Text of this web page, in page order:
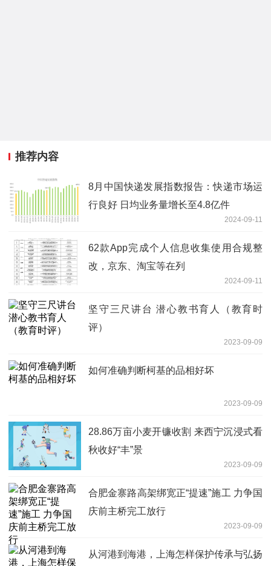
推荐内容
8月中国快递发展指数报告：快递市场运
行良好 日均业务量增长至4.8亿件
2024-09-11
62款App完成个人信息收集使用合规整
改，京东、淘宝等在列
2024-09-11
坚守三尺讲台 潜心教书育人（教育时
评）
2023-09-09
如何准确判断柯基的品相好坏
2023-09-09
28.86万亩小麦开镰收割 来西宁沉浸式看
秋收好“丰”景
2023-09-09
合肥金寨路高架绑宽正“提速”施工 力争国
庆前主桥完工放行
2023-09-09
从河港到海港，上海怎样保护传承与弘扬